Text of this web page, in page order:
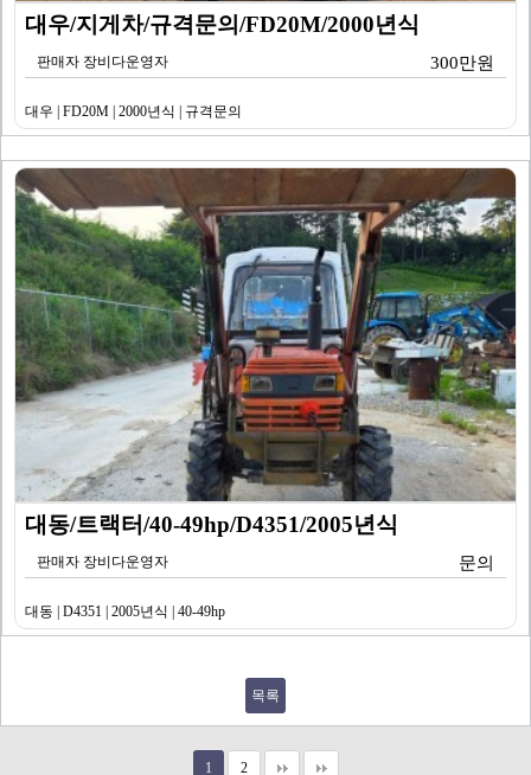
대우/지게차/규격문의/FD20M/2000년식
판매자 장비다운영자 300만원
대우 | FD20M | 2000년식 | 규격문의
대동/트랙터/40-49hp/D4351/2005년식
판매자 장비다운영자 문의
대동 | D4351 | 2005년식 | 40-49hp
목록
1 2